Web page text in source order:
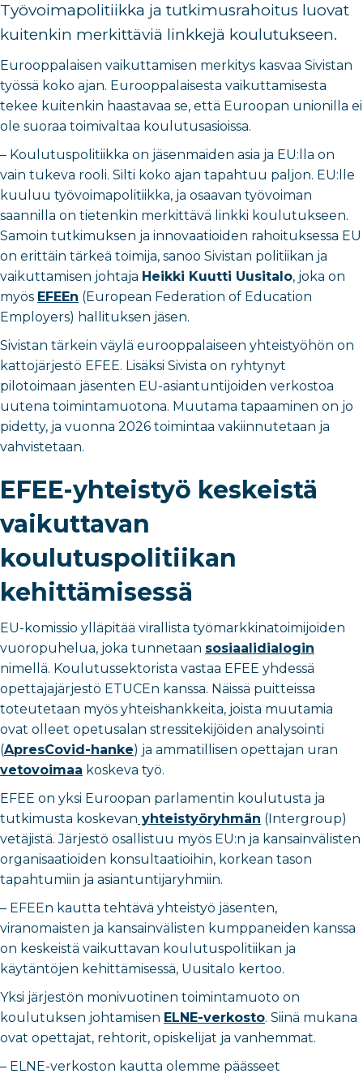
Työvoimapolitiikka ja tutkimusrahoitus luovat
kuitenkin merkittäviä linkkejä koulutukseen.
Eurooppalaisen vaikuttamisen merkitys kasvaa Sivistan
työssä koko ajan. Eurooppalaisesta vaikuttamisesta
tekee kuitenkin haastavaa se, että Euroopan unionilla ei
ole suoraa toimivaltaa koulutusasioissa.
– Koulutuspolitiikka on jäsenmaiden asia ja EU:lla on
vain tukeva rooli. Silti koko ajan tapahtuu paljon. EU:lle
kuuluu työvoimapolitiikka, ja osaavan työvoiman
saannilla on tietenkin merkittävä linkki koulutukseen.
Samoin tutkimuksen ja innovaatioiden rahoituksessa EU
on erittäin tärkeä toimija, sanoo Sivistan politiikan ja
vaikuttamisen johtaja Heikki Kuutti Uusitalo, joka on
myös EFEEn (European Federation of Education
Employers) hallituksen jäsen.
Sivistan tärkein väylä eurooppalaiseen yhteistyöhön on
kattojärjestö EFEE. Lisäksi Sivista on ryhtynyt
pilotoimaan jäsenten EU-asiantuntijoiden verkostoa
uutena toimintamuotona. Muutama tapaaminen on jo
pidetty, ja vuonna 2026 toimintaa vakiinnutetaan ja
vahvistetaan.
EFEE-yhteistyö keskeistä
vaikuttavan
koulutuspolitiikan
kehittämisessä
EU-komissio ylläpitää virallista työmarkkinatoimijoiden
vuoropuhelua, joka tunnetaan sosiaalidialogin
nimellä. Koulutussektorista vastaa EFEE yhdessä
opettajajärjestö ETUCEn kanssa. Näissä puitteissa
toteutetaan myös yhteishankkeita, joista muutamia
ovat olleet opetusalan stressitekijöiden analysointi
(ApresCovid-hanke) ja ammatillisen opettajan uran
vetovoimaa koskeva työ.
EFEE on yksi Euroopan parlamentin koulutusta ja
tutkimusta koskevan yhteistyöryhmän (Intergroup)
vetäjistä. Järjestö osallistuu myös EU:n ja kansainvälisten
organisaatioiden konsultaatioihin, korkean tason
tapahtumiin ja asiantuntijaryhmiin.
– EFEEn kautta tehtävä yhteistyö jäsenten,
viranomaisten ja kansainvälisten kumppaneiden kanssa
on keskeistä vaikuttavan koulutuspolitiikan ja
käytäntöjen kehittämisessä, Uusitalo kertoo.
Yksi järjestön monivuotinen toimintamuoto on
koulutuksen johtamisen ELNE-verkosto. Siinä mukana
ovat opettajat, rehtorit, opiskelijat ja vanhemmat.
– ELNE-verkoston kautta olemme päässeet